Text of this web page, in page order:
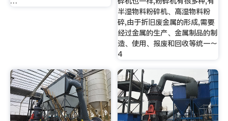
半湿物料粉碎机、高湿物料粉
碎,由于折旧废金属的形成,需要
经过金属的生产、金属制品的制
造、使用、报废和回收等统一～
4